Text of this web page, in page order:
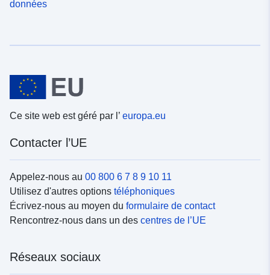
données
Ce site web est géré par l’ europa.eu
Contacter l’UE
Appelez-nous au 00 800 6 7 8 9 10 11
Utilisez d'autres options téléphoniques
Écrivez-nous au moyen du formulaire de contact
Rencontrez-nous dans un des centres de l’UE
Réseaux sociaux